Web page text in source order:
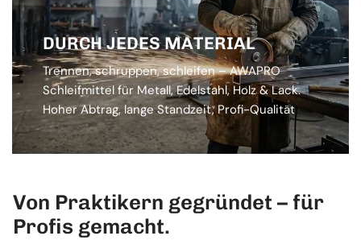
DURCH JEDES MATERIAL
Trennen, schruppen, schleifen – AWAPRO
Schleifmittel für Metall, Edelstahl, Holz & Lack.
Hoher Abtrag, lange Standzeit, Profi-Qualität
Von Praktikern gegründet – für
Profis gemacht.